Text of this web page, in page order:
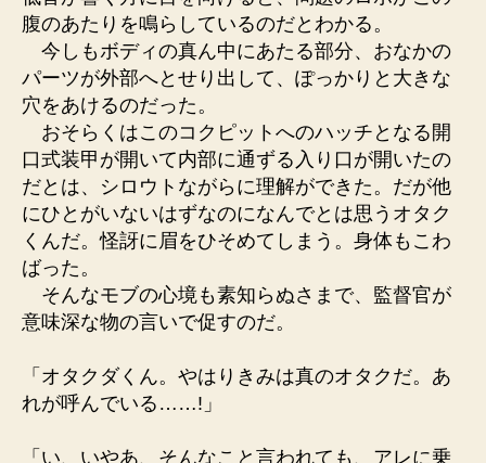
腹のあたりを鳴らしているのだとわかる。
今しもボディの真ん中にあたる部分、おなかの
パーツが外部へとせり出して、ぽっかりと大きな
穴をあけるのだった。
おそらくはこのコクピットへのハッチとなる開
口式装甲が開いて内部に通ずる入り口が開いたの
だとは、シロウトながらに理解ができた。だが他
にひとがいないはずなのになんでとは思うオタク
くんだ。怪訝に眉をひそめてしまう。身体もこわ
ばった。
そんなモブの心境も素知らぬさまで、監督官が
意味深な物の言いで促すのだ。
「オタクダくん。やはりきみは真のオタクだ。あ
れが呼んでいる……!」
「い、いやあ、そんなこと言われても、アレに乗